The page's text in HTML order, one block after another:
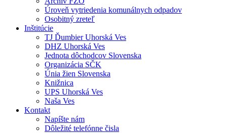
Úroveň vytriedenia komunálnych odpadov
Osobitný zreteľ
Inštitúcie
TJ Ďumbier Uhorská Ves
DHZ Uhorská Ves
Jednota dôchodcov Slovenska
Organizácia SČK
Únia žien Slovenska
Knižnica
UPS Uhorská Ves
Naša Ves
Kontakt
Napíšte nám
Dôležité telefónne čisla